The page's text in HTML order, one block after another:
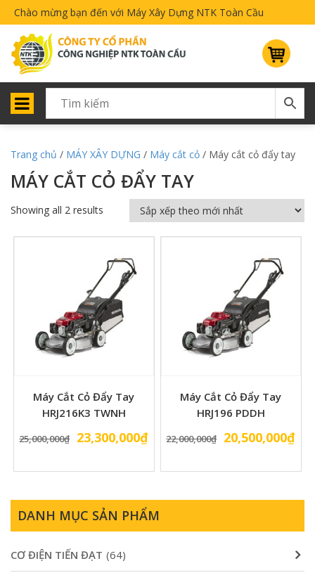
Chào mừng bạn đến với Máy Xây Dựng NTK Toàn Cầu
Trang chủ / MÁY XÂY DỰNG / Máy cắt cỏ / Máy cắt cỏ đẩy tay
MÁY CẮT CỎ ĐẨY TAY
Showing all 2 results
Máy Cắt Cỏ Đẩy Tay
HRJ216K3 TWNH
25,000,000₫ Giá
là:
23,300,000₫Giá
tại
23,300,000₫.
Máy Cắt Cỏ Đẩy Tay
HRJ196 PDDH
22,000,000₫ Giá
là:
20,500,000₫Giá
tại
DANH MỤC SẢN PHẨM
CƠ ĐIỆN TIẾN ĐẠT (64)